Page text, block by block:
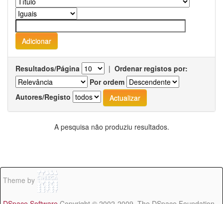
Resultados/Página | Ordenar registos por:
Por ordem
Autores/Registo
A pesquisa não produziu resultados.
Theme by